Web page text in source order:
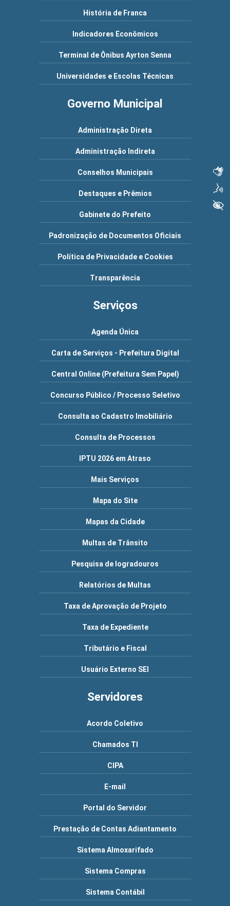
História de Franca
Indicadores Econômicos
Terminal de Ônibus Ayrton Senna
Universidades e Escolas Técnicas
Governo Municipal
Administração Direta
Administração Indireta
Conselhos Municipais
Destaques e Prêmios
Gabinete do Prefeito
Padronização de Documentos Oficiais
Política de Privacidade e Cookies
Transparência
Serviços
Agenda Única
Carta de Serviços - Prefeitura Digital
Central Online (Prefeitura Sem Papel)
Concurso Público / Processo Seletivo
Consulta ao Cadastro Imobiliário
Consulta de Processos
IPTU 2026 em Atraso
Mais Serviços
Mapa do Site
Mapas da Cidade
Multas de Trânsito
Pesquisa de logradouros
Relatórios de Multas
Taxa de Aprovação de Projeto
Taxa de Expediente
Tributário e Fiscal
Usuário Externo SEI
Servidores
Acordo Coletivo
Chamados TI
CIPA
E-mail
Portal do Servidor
Prestação de Contas Adiantamento
Sistema Almoxarifado
Sistema Compras
Sistema Contábil